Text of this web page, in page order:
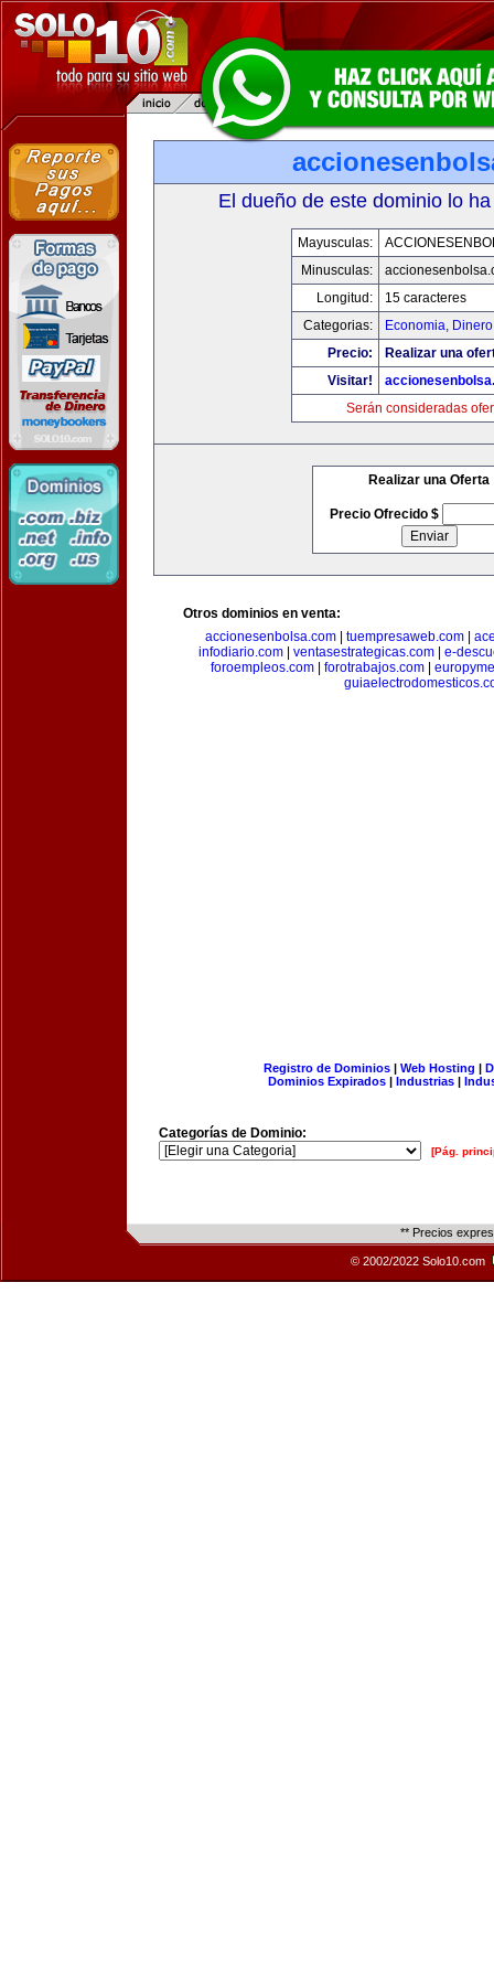
El dueño de este dominio lo
Mayusculas:
Minusculas:
Longitud:
15 caracteres
Categorias:
Economia,
Precio:
Realizar una
Visitar!
Serán consideradas
Realizar una Oferta
Precio Ofrecido $
Otros dominios en venta:
accionesenbolsa.com
tuempresaweb.com
infodiario.com| ventasestrategicas.com| e-
foroempleos.com
forotrabajos.com
Registro de Dominios| Web Hosting |
Dominios Expirados | Industrias |
Categorías de Dominio:
[Pág.
** Precios
© 2002/2022 Solo10.com